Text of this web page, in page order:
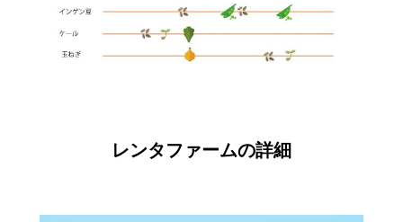
レンタファームの詳細